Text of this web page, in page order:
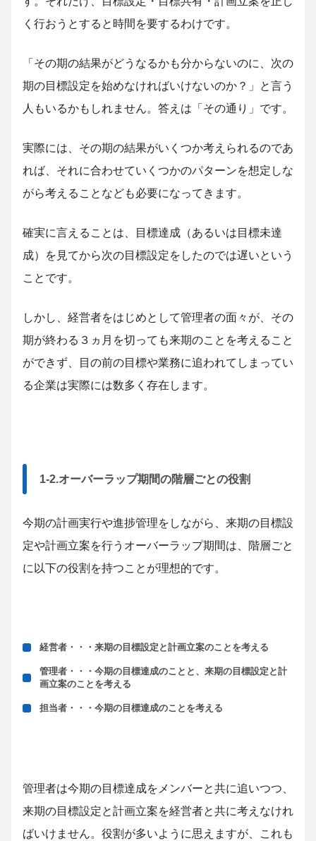
く行おうとすると時間を要するわけです。
「その期の結果がどうなるかも分からないのに、次の
期の目標設定を始めなければいけないのか？」と言う
人もいるかもしれません。答えは「その通り」です。
実際には、その期の結果がいくつか考えられるのであ
れば、それに合わせていくつかのパターンを想定しな
がら考えることなども必要になってきます。
確実に言えることは、目標達成（あるいは目標未達
成）を見てから次の目標設定をしたのでは遅いという
ことです。
しかし、経営者をはじめとして管理者の面々が、その
期が終わる３ヵ月を切っても来期のことを考えること
ができず、目の前の目標や業務に追われてしまってい
る企業は実際には数多く存在します。
1-2.オーバーラップ期間の階層ごとの役割
今期の計画実行や進捗管理をしながら、来期の目標設
定や計画立案を行うオーバーラップ期間は、階層ごと
に以下の役割を持つことが理想的です。
経営者・・・来期の目標設定と計画立案のことを考える
管理者・・・今期の目標達成のことと、来期の目標設定と計
画立案のことを考える
担当者・・・今期の目標達成のことを考える
管理者は今期の目標達成をメンバーと共に追いつつ、
来期の目標設定と計画立案を経営者と共に考えなけれ
ばいけません。役割が多いように思えますが、これも